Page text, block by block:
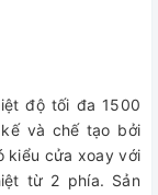
độ tối đa 1500
và chế tạo bởi
kiểu cửa xoay với
từ 2 phía. Sản